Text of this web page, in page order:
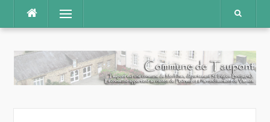
contenu
Menu